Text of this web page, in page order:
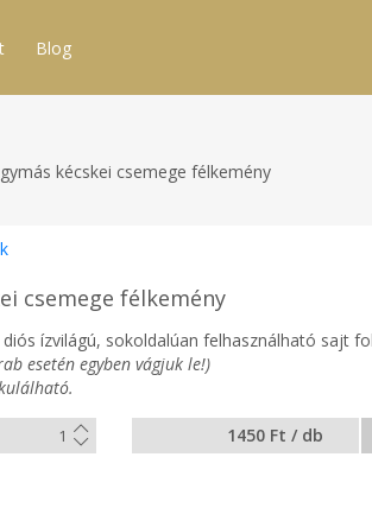
Blog
kécskei csemege félkemény
csemege félkemény
ízvilágú, sokoldalúan felhasználható sajt
esetén egyben vágjuk le!)
1450 Ft / db